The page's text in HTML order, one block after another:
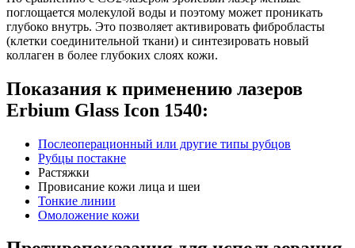
поглощается молекулой воды и поэтому может проникать
глубоко внутрь. Это позволяет активировать фибробласты
(клетки соединительной ткани) и синтезировать новый
коллаген в более глубоких слоях кожи.
Показания к применению лазеров
Erbium Glass Icon 1540:
Послеоперационный или другие типы рубцов
Рубцы постакне
Растяжки
Провисание кожи лица и шеи
Тонкие линии
Омоложение кожи